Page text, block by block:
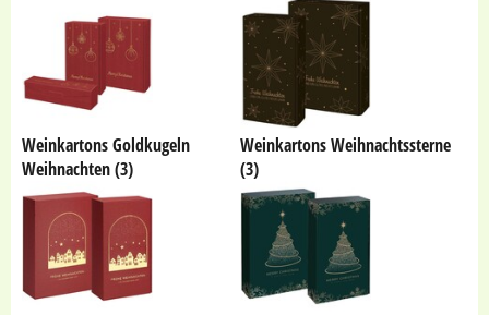
Weinkartons Goldkugeln
Weihnachten (3)
Weinkartons Weihnachtssterne
(3)